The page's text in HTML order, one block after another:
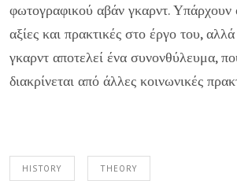
φωτογραφικού αβάν γκαρντ. Υπάρχουν
αξίες και πρακτικές στο έργο του,
γκαρντ αποτελεί ένα συνονθύλευμα,
διακρίνεται από άλλες κοινωνικές
HISTORY THEORY